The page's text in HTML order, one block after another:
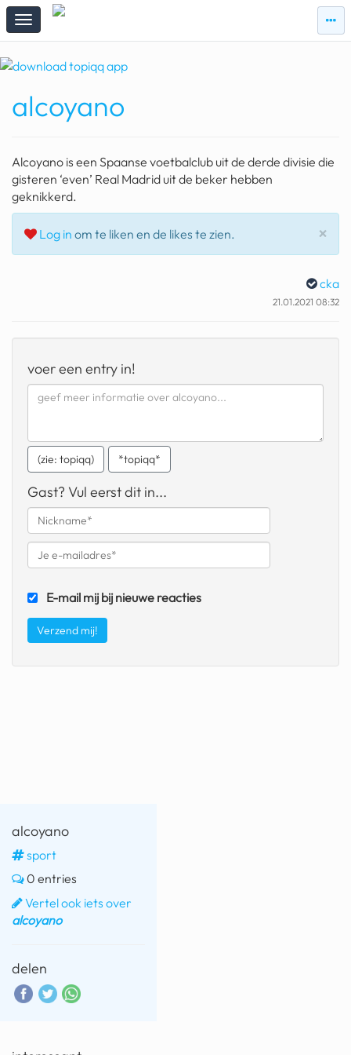
zie
topiqqs
zie
#vandaag
Topiqqs Reacties
ark van noach
pokemon kaarten
fomo
groenland
geochelone yniphora
wibra
dubai chocolade
it really whips the llama s
ass
chinese automerken
boring phone
bakelse princess taart
dunkin donuts
ryanair
armand duplantis
duitsland
chevrolet mohawk
alcoyano
Alcoyano is een Spaanse voetbalclub uit de derde divisie die
gisteren ‘even’ Real Madrid uit de beker hebben
geknikkerd.
×
Log in om te liken en de likes te zien.
cka
21.01.2021 08:32
voer een entry in!
(zie: topiqq) *topiqq*
Gast? Vul eerst dit in...
E-mail mij bij nieuwe reacties
alcoyano
sport
0 entries
Vertel ook iets over
alcoyano
delen